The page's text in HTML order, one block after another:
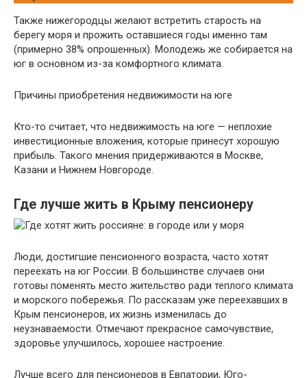
Также нижегородцы желают встретить старость на
берегу моря и прожить оставшиеся годы именно там
(примерно 38% опрошенных). Молодежь же собирается на
юг в основном из-за комфортного климата.
Причины приобретения недвижимости на юге
Кто-то считает, что недвижимость на юге — неплохие
инвестиционные вложения, которые принесут хорошую
прибыль. Такого мнения придерживаются в Москве,
Казани и Нижнем Новгороде.
Где лучше жить в Крыму пенсионеру
Люди, достигшие пенсионного возраста, часто хотят
переехать на юг России. В большинстве случаев они
готовы поменять место жительство ради теплого климата
и морского побережья. По рассказам уже переехавших в
Крым пенсионеров, их жизнь изменилась до
неузнаваемости. Отмечают прекрасное самочувствие,
здоровье улучшилось, хорошее настроение.
Лучше всего для пенсионеров в Евпатории, Юго-